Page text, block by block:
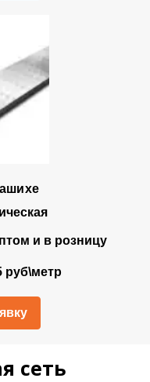
и в розницу
руб\метр
сеть